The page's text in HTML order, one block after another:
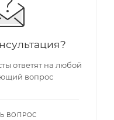
ответят на любой
вопрос
ВОПРОС